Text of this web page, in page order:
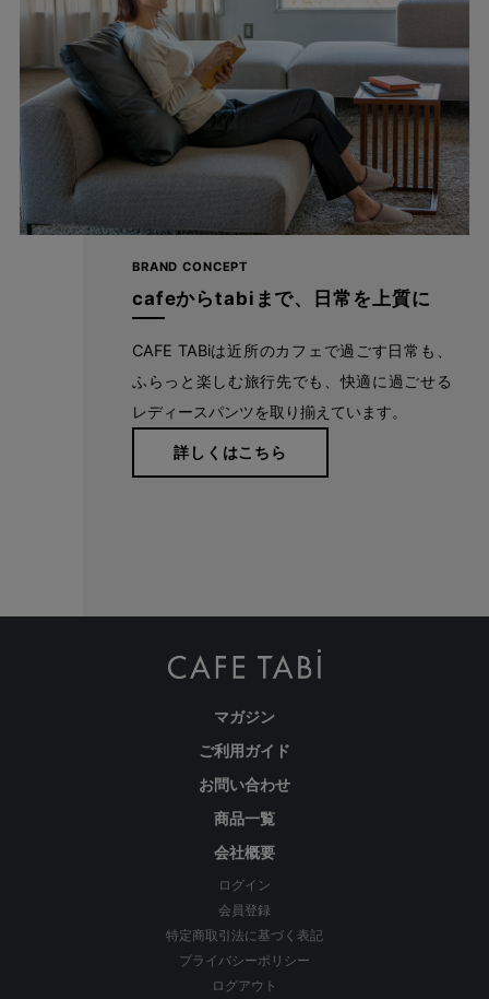
BRAND CONCEPT
cafeからtabiまで、日常を上質に
CAFE TABiは近所のカフェで過ごす日常も、
ふらっと楽しむ旅行先でも、快適に過ごせる
レディースパンツを取り揃えています。
詳しくはこちら
マガジン
ご利用ガイド
お問い合わせ
商品一覧
会社概要
ログイン
会員登録
特定商取引法に基づく表記
プライバシーポリシー
ログアウト